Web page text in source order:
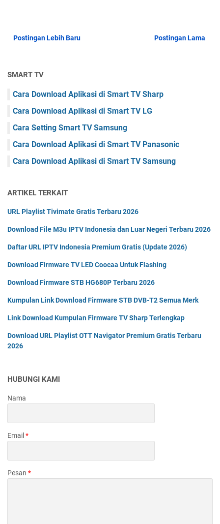
Postingan Lebih Baru Postingan Lama
SMART TV
Cara Download Aplikasi di Smart TV Sharp
Cara Download Aplikasi di Smart TV LG
Cara Setting Smart TV Samsung
Cara Download Aplikasi di Smart TV Panasonic
Cara Download Aplikasi di Smart TV Samsung
ARTIKEL TERKAIT
URL Playlist Tivimate Gratis Terbaru 2026
Download File M3u IPTV Indonesia dan Luar Negeri Terbaru 2026
Daftar URL IPTV Indonesia Premium Gratis (Update 2026)
Download Firmware TV LED Coocaa Untuk Flashing
Download Firmware STB HG680P Terbaru 2026
Kumpulan Link Download Firmware STB DVB-T2 Semua Merk
Link Download Kumpulan Firmware TV Sharp Terlengkap
Download URL Playlist OTT Navigator Premium Gratis Terbaru
2026
HUBUNGI KAMI
Nama
Email*
Pesan *